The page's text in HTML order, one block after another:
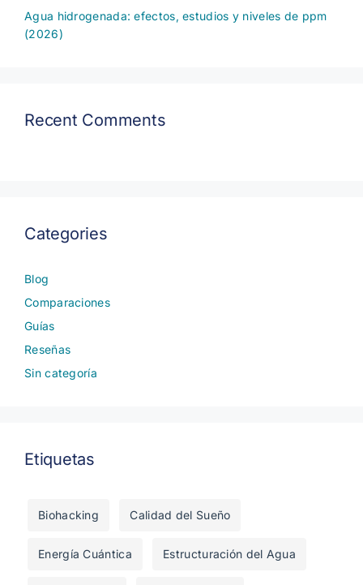
Agua hidrogenada: efectos, estudios y niveles de ppm
(2026)
Recent Comments
Categories
Blog
Comparaciones
Guías
Reseñas
Sin categoría
Etiquetas
Biohacking Calidad del Sueño
Energía Cuántica Estructuración del Agua